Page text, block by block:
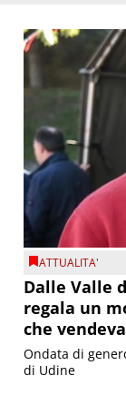
ATTUALITA'
Dalle Valle
regala un
che
Ondata di
di Udine